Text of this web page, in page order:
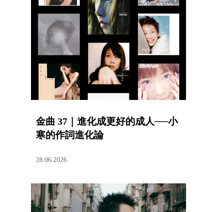
金曲 37｜進化成更好的成人──小
寒的作詞進化論
28.06.2026